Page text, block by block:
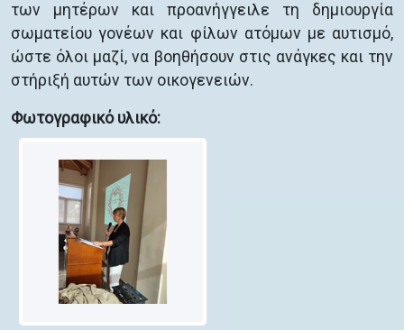
των μητέρων και προανήγγειλε τη δημιουργία
σωματείου γονέων και φίλων ατόμων με αυτισμό,
ώστε όλοι μαζί, να βοηθήσουν στις ανάγκες και την
στήριξή αυτών των οικογενειών.
Φωτογραφικό υλικό: